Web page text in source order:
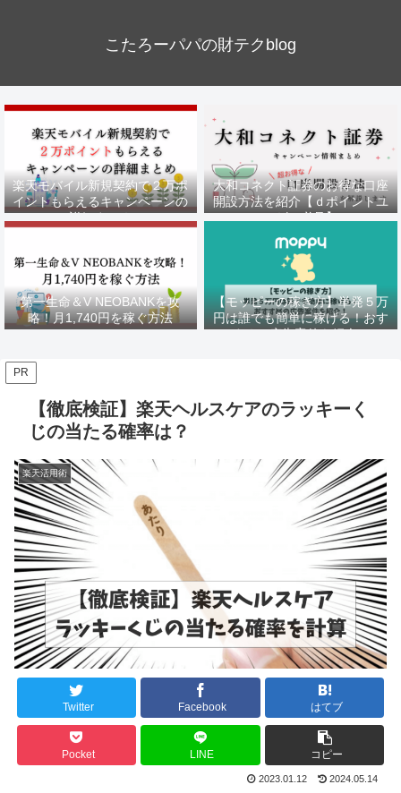
こたろーパパの財テクblog
楽天モバイル新規契約で２万ポ
イントもらえるキャンペーンの
詳細まとめ
大和コネクト証券のお得な口座
開設方法を紹介【ｄポイントユ
ーザー必見】
第一生命＆V NEOBANKを攻
略！月1,740円を稼ぐ方法
【モッピーの稼ぎ方】単発５万
円は誰でも簡単に稼げる！おす
すめの広告案件を紹介！
PR
【徹底検証】楽天ヘルスケアのラッキーく
じの当たる確率は？
楽天活用術
Twitter Facebook はてブ
Pocket LINE コピー
2023.01.12 2024.05.14